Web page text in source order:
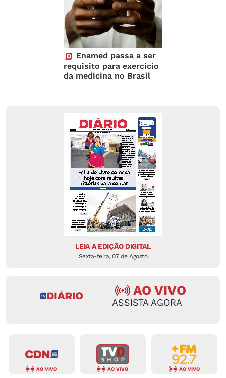
Enamed passa a ser
requisito para exercício
da medicina no Brasil
LEIA A EDIÇÃO DIGITAL
Sexta-feira, 07 de Agosto
AO VIVO
ASSISTA AGORA
AO VIVO AO VIVO AO VIVO